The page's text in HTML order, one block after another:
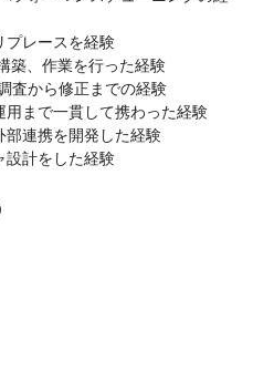
プレースを経験
築、作業を行った経験
査から修正までの経験
用まで一貫して携わった経験
部連携を開発した経験
設計をした経験